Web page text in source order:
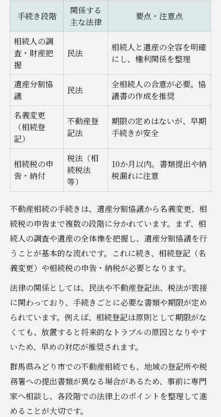
不動産相続手続きの期限を把握しよう
安心して進めるための遺産分割協議の流れ
遺産分割協議の進行手順を表で解説
協議成功のための不動産相続ポイント
家族で進める遺産分割の工夫
トラブル回避のための協議準備法
不動産相続協議の進め方ガイド
専門家に依頼したい不動産相続のケース
専門家依頼が有効なケース例を比較表で紹
不動産相続で専門家が必要な場面
法律相談を活用するメリットとは
不動産相続のプロに頼る判断基準
専門家の選び方と依頼時の注意点
家族間トラブルを防ぐための法律知識とは
家族間トラブル防止の法律ポイント表
不動産相続で揉めないための知恵
トラブル回避に役立つ法律知識
相続時に家族が協力するための工夫
法律を味方にする不動産相続の進め方
名義変更や相続税申告で押さえたい実務
不動産相続で必要な実務知識まとめ
名義変更をスムーズに進めるコツ
相続税申告の失敗を防ぐポイント
手続き段階
関係する
主な法律
要点・注意点
相続人の調
査・財産把
握
民法
相続人と遺産の全容を明確
にし、権利関係を整理
遺産分割協
議
民法
全相続人の合意が必要。協
議書の作成を推奨
名義変更
（相続登
記）
不動産登
記法
期限の定めはないが、早期
手続きが安全
相続税の申
告・納付
税法（相
続税法
等）
10か月以内。書類提出や納
税漏れに注意
不動産相続の手続きは、遺産分割協議から名義変更、相
続税の申告まで複数の段階に分かれています。まず、相
続人の調査や遺産の全体像を把握し、遺産分割協議を行
うことが基本的な流れです。これに続き、相続登記（名
義変更）や相続税の申告・納税が必要となります。
法律の関係としては、民法や不動産登記法、税法が密接
に関わっており、手続きごとに必要な書類や期限が定め
られています。例えば、相続登記は原則として期限がな
くても、放置すると将来的なトラブルの原因となりやす
いため、早めの対応が推奨されます。
群馬県みどり市での不動産相続でも、地域の登記所や税
務署への提出書類が異なる場合があるため、事前に専門
家へ相談し、各段階での法律上のポイントを整理して進
めることが大切です。